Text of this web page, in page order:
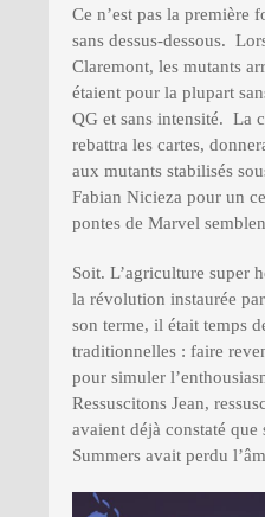
Ce n’est pas la première
sans dessus-dessous.
Claremont, les mutants
étaient pour la plupart
QG et sans intensité. La
rebattra les cartes,
aux mutants stabilisés
Fabian Nicieza pour un
pontes de Marvel
Soit. L’agriculture super
la révolution instaurée
son terme, il était temps
traditionnelles : faire
pour simuler
Ressuscitons Jean,
avaient déjà constaté que
Summers avait perdu